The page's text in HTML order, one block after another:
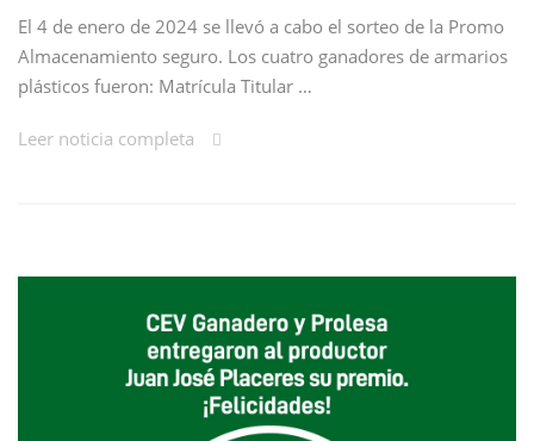
El 4 de enero de 2024 se llevó a cabo el sorteo de la Promo
Almacenamiento seguro. Los cuatro ganadores de armarios
plásticos fueron: Matrícula Titular …
Leer noticia completa